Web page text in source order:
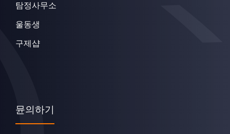
탐정사무소
울동생
구제샵
뮨의하기